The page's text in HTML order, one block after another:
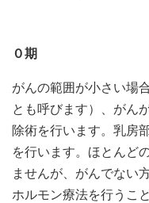
０期
がんの範囲が小さい場
とも呼びます）、がん
除術を行います。乳房
を行います。ほとんど
ませんが、がんでない
ホルモン療法を行うこ